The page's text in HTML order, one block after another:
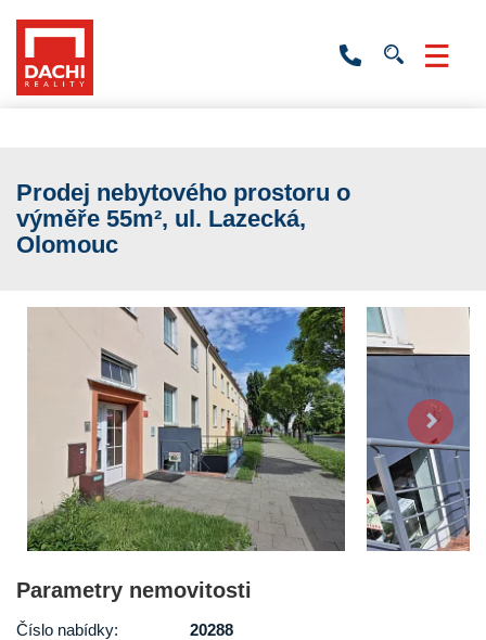
+420
Prodej nebytového prostoru o
výměře 55m², ul. Lazecká,
Olomouc
Parametry nemovitosti
Číslo nabídky:
20288